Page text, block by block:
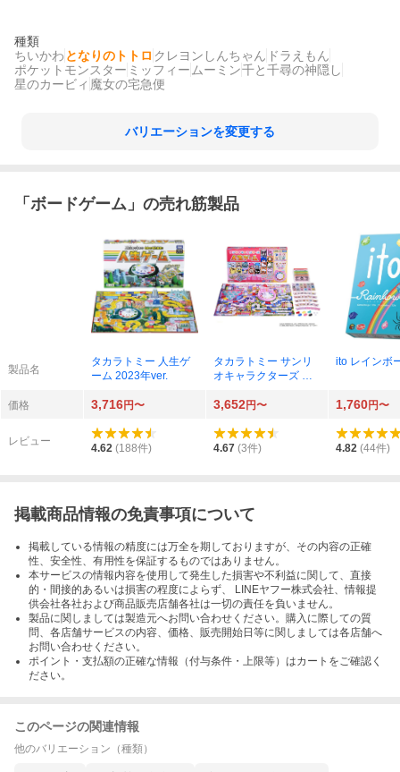
種類
ちいかわ となりのトトロ クレヨンしんちゃん ドラえもん
ポケットモンスター ミッフィー ムーミン千と千尋の神隠し
星のカービィ 魔女の宅急便
バリエーションを変更する
「 ボードゲーム 」の売れ筋製品
製品名
タカラトミー 人生ゲ
ーム 2023年ver.
タカラトミー サンリ
オキャラクターズ 人
ito レインボ
価格 3,716円〜 3,652円〜 1,760円〜
レビュー
4.62 (188件) 4.67 (3件) 4.82 (44件)
掲載商品情報の免責事項について
掲載している情報の精度には万全を期しておりますが、その内容の正確
性、安全性、有用性を保証するものではありません。
本サービスの情報内容を使用して発生した損害や不利益に関して、直接
的・間接的あるいは損害の程度によらず、 LINEヤフー株式会社、情報提
供会社各社および商品販売店舗各社は一切の責任を負いません。
製品に関しましては製造元へお問い合わせください。購入に際しての質
問、各店舗サービスの内容、価格、販売開始日等に関しましては各店舗へ
お問い合わせください。
ポイント・支払額の正確な情報（付与条件・上限等）はカートをご確認く
ださい。
このページの関連情報
他のバリエーション（種類）